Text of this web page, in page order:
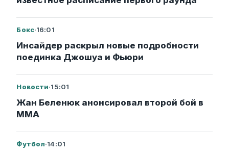
Бокс·16:01
Инсайдер раскрыл новые подробности
поединка Джошуа и Фьюри
Новости·15:01
Жан Беленюк анонсировал второй бой в
ММА
Футбол·14:01